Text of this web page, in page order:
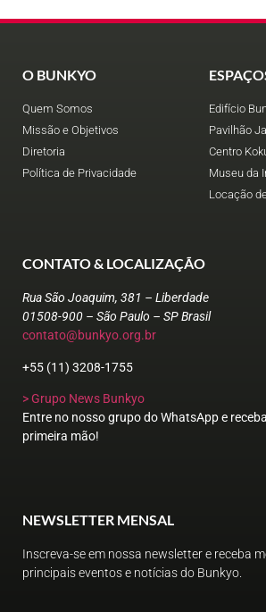
O BUNKYO
Quem Somos
Missão e Objetivos
Diretoria
Política de Privacidade
Edifício
Pavilhão
Centro
Museu da
Locação
CONTATO & LOCALIZAÇÃO
Rua São Joaquim, 381 – Liberdade
01508-900 – São Paulo – SP Brasil
contato@bunkyo.org.br
+55 (11) 3208-1755
> Grupo News Bunkyo
Entre no nosso grupo do WhatsApp e
primeira mão!
NEWSLETTER MENSAL
Inscreva-se em nossa newsletter e receba
principais eventos e notícias do Bunkyo.